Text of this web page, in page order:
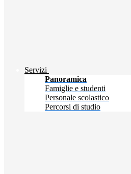
Servizi
Panoramica
Famiglie e studenti
Personale scolastico
Percorsi di studio